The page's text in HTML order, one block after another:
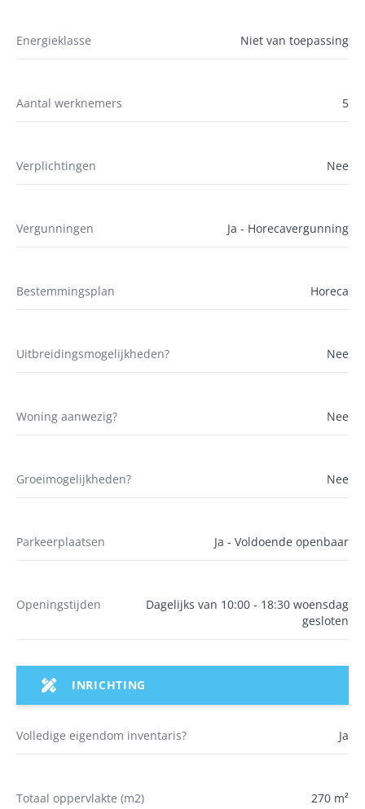
Energieklasse Niet van toepassing
Aantal werknemers 5
Verplichtingen Nee
Vergunningen Ja - Horecavergunning
Bestemmingsplan Horeca
Uitbreidingsmogelijkheden? Nee
Woning aanwezig? Nee
Groeimogelijkheden? Nee
Parkeerplaatsen Ja - Voldoende openbaar
Openingstijden
Dagelijks van 10:00 - 18:30 woensdag
gesloten
INRICHTING
Volledige eigendom inventaris? Ja
Totaal oppervlakte (m2) 270 m²